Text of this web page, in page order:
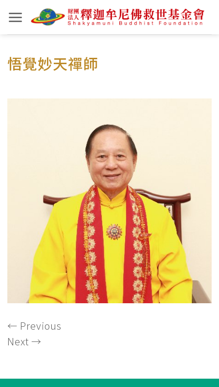
to
content
悟覺妙天禪師
← Previous
Next →